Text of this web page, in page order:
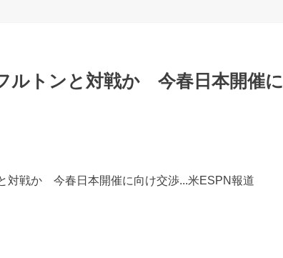
ルトンと対戦か 今春日本開催に